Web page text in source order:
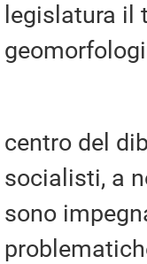
legislatura il
centro del
socialisti, a
sono